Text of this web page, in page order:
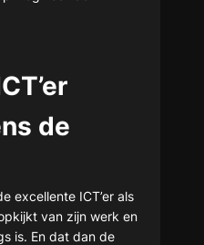
de
excellente ICT’er als
van zijn werk en
is. En dat dan de